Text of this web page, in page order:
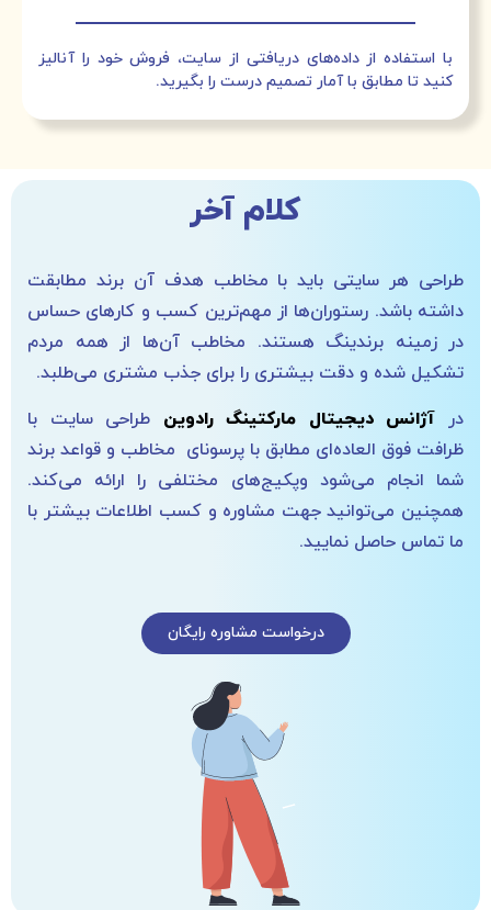
با استفاده از داده‌های دریافتی از سایت، فروش خود را آنالیز
کنید تا مطابق با آمار تصمیم درست را بگیرید.
کلام آخر
طراحی هر سایتی باید با مخاطب هدف آن برند مطابقت
داشته باشد. رستوران‌ها از مهم‌ترین کسب و کارهای حساس
در زمینه برندینگ هستند. مخاطب آن‌ها از همه مردم
تشکیل شده و دقت بیشتری را برای جذب مشتری می‌طلبد.
در آژانس دیجیتال مارکتینگ رادوین طراحی سایت با
ظرافت فوق العاده‌ای مطابق با پرسونای مخاطب و قواعد برند
شما انجام می‌شود وپکیج‌های مختلفی را ارائه می‌کند.
همچنین می‌توانید جهت مشاوره و کسب اطلاعات بیشتر با
ما تماس حاصل نمایید.
درخواست مشاوره رایگان